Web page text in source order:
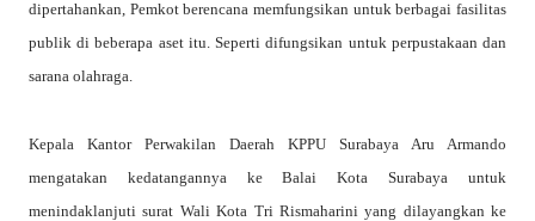
dipertahankan, Pemkot berencana memfungsikan untuk berbagai fasilitas
publik di beberapa aset itu. Seperti difungsikan untuk perpustakaan dan
sarana olahraga.
Kepala Kantor Perwakilan Daerah KPPU Surabaya Aru Armando
mengatakan kedatangannya ke Balai Kota Surabaya untuk
menindaklanjuti surat Wali Kota Tri Rismaharini yang dilayangkan ke